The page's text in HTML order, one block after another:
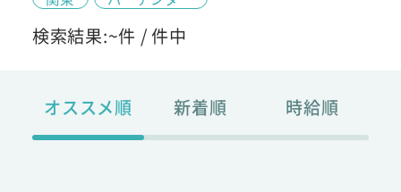
検索結果:~件 /件中
オススメ順 新着順 時給順